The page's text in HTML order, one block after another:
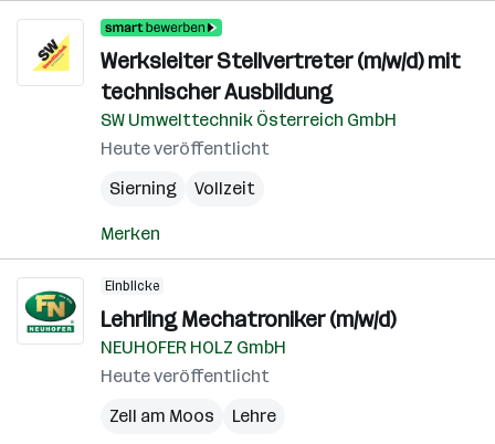
Werksleiter Stellvertreter (m/w/d) mit
technischer Ausbildung
SW Umwelttechnik Österreich GmbH
Heute veröffentlicht
Sierning
Vollzeit
Merken
Einblicke
Lehrling Mechatroniker (m/w/d)
NEUHOFER HOLZ GmbH
Heute veröffentlicht
Zell am Moos
Lehre